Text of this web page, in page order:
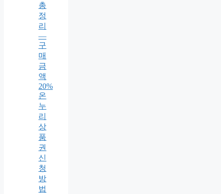
총
정
리
—
구
매
금
액
20%
온
누
리
상
품
권
신
청
방
법